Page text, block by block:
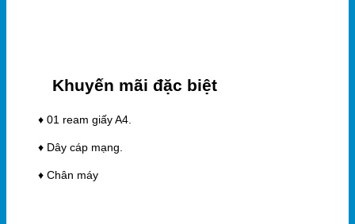
Khuyến mãi đặc biệt
♦ 01 ream giấy A4.
♦ Dây cáp mạng.
♦ Chân máy